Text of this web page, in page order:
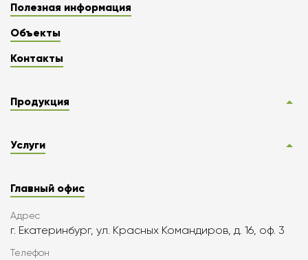
Полезная информация
Объекты
Контакты
Продукция
Услуги
Главный офис
Адрес
г. Екатеринбург, ул. Красных Командиров, д. 16, оф. 3
Телефон